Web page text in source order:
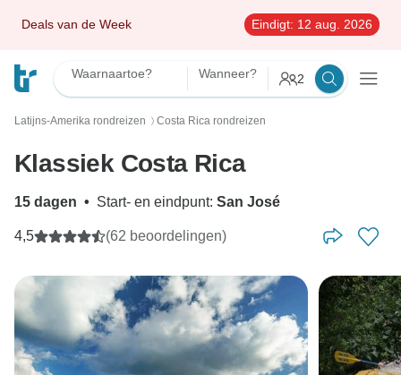
Deals van de Week Eindigt: 12 aug. 2026
Waarnaartoe? Wanneer? 2
Latijns-Amerika rondreizen 〉 Costa Rica rondreizen
Klassiek Costa Rica
15 dagen • Start- en eindpunt: San José
4,5 (62 beoordelingen)